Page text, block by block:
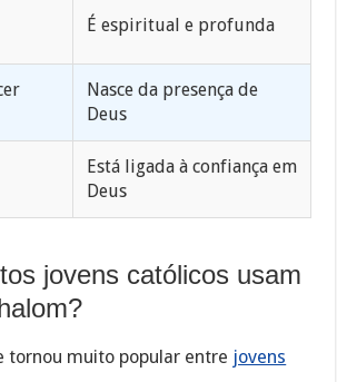
É espiritual e profunda
Nasce da presença de
Deus
Está ligada à confiança em
Deus
jovens católicos usam
tornou muito popular entre jovens